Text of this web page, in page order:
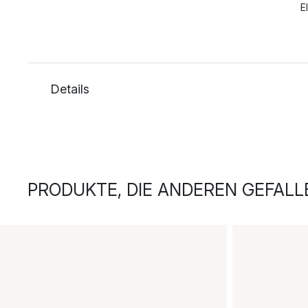
Details
PRODUKTE, DIE ANDEREN